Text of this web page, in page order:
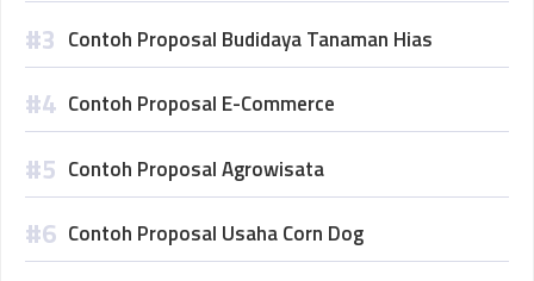
Contoh Proposal Budidaya Tanaman Hias
Contoh Proposal E-Commerce
Contoh Proposal Agrowisata
Contoh Proposal Usaha Corn Dog